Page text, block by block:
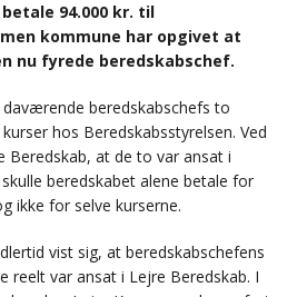
94.000 kr. til
kommune har opgivet at
nu fyrede beredskabschef.
beredskabschefs to
hos Beredskabsstyrelsen. Ved
Beredskab, at de to var ansat i
beredskabet alene betale for
ikke for selve kurserne.
vist sig, at beredskabschefens
reelt var ansat i Lejre Beredskab. I